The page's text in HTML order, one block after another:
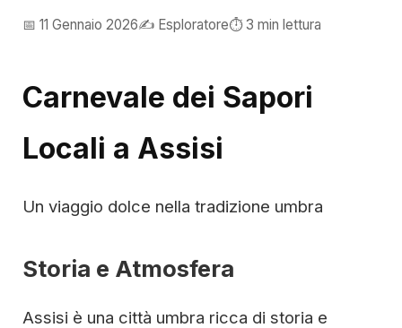
📅 11 Gennaio 2026✍️ Esploratore⏱️ 3 min lettura
Carnevale dei Sapori
Locali a Assisi
Un viaggio dolce nella tradizione umbra
Storia e Atmosfera
Assisi è una città umbra ricca di storia e